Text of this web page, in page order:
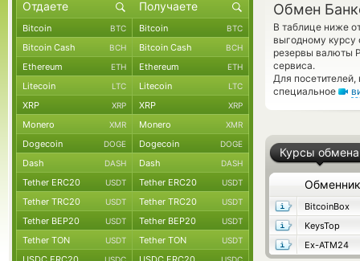
Обмен
В таблице ниже
выгодному курсу
резервы валюты
сервиса.
Для
специальное
Курсы обмена
Обменник
BitcoinBox
KeysTop
Ex-ATM24
Bitcoin BTC Bitcoin BTC
Bitcoin Cash BCH Bitcoin Cash BCH
Ethereum ETH Ethereum ETH
Litecoin LTC Litecoin LTC
XRP XRP XRP XRP
Monero XMR Monero XMR
Dogecoin DOGE Dogecoin DOGE
Dash DASH Dash DASH
Tether ERC20 USDT Tether ERC20 USDT
Tether TRC20 USDT Tether TRC20 USDT
Tether BEP20 USDT Tether BEP20 USDT
Tether TON USDT Tether TON USDT